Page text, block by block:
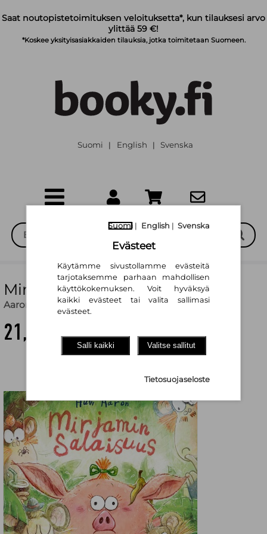
Saat noutopistetoimituksen veloituksetta*, kun tilauksesi arvo
ylittää 59 €!
*Koskee yksityisasiakkaiden tilauksia, jotka toimitetaan Suomeen.
Suomi | English | Svenska
Mirjamin salaisuus
Aaron Huw ,Terhi Leskinen (käänt.)
21,60 €
Suomi | English | Svenska
Evästeet
Käytämme sivustollamme evästeitä
tarjotaksemme parhaan mahdollisen
käyttökokemuksen. Voit hyväksyä
kaikki evästeet tai valita sallimasi
evästeet.
Salli kaikki Valitse sallitut
Tietosuojaseloste